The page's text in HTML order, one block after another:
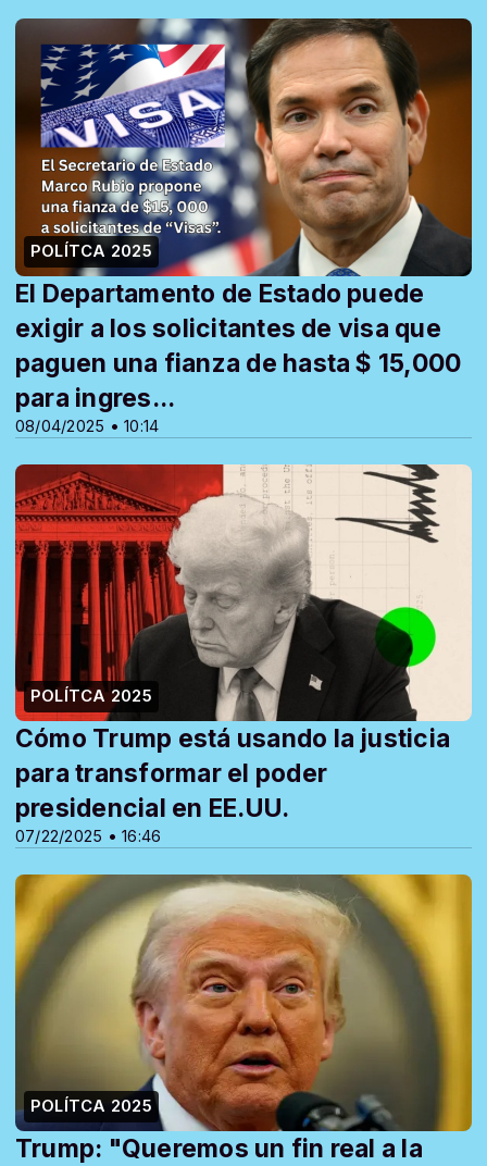
POLÍTCA 2025
08/04/2025 • 10:14
El Departamento de Estado puede
exigir a los solicitantes de visa que
paguen una fianza de hasta $ 15,000
para ingres...
POLÍTCA 2025
07/22/2025 • 16:46
Cómo Trump está usando la justicia
para transformar el poder
presidencial en EE.UU.
POLÍTCA 2025
Trump: "Queremos un fin real a la